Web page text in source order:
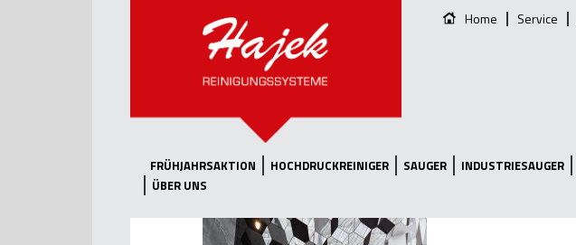
Home Service
FRÜHJAHRSAKTION HOCHDRUCKREINIGER SAUGER INDUSTRIESAUGER
ÜBER UNS